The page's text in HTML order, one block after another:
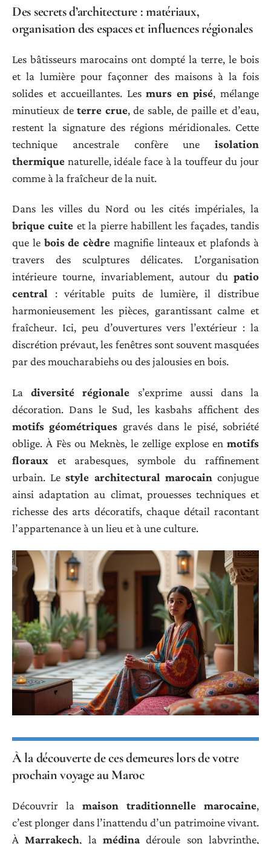
Des secrets d’architecture : matériaux,
organisation des espaces et influences régionales
Les bâtisseurs marocains ont dompté la terre, le bois
et la lumière pour façonner des maisons à la fois
solides et accueillantes. Lesmurs en pisé, mélange
minutieux deterre crue, de sable, de paille et d’eau,
restent la signature des régions méridionales. Cette
technique ancestrale confère une isolation
thermique naturelle, idéale face à la touffeur du jour
comme à la fraîcheur de la nuit.
Dans les villes du Nord ou les cités impériales, la
brique cuite et la pierre habillent les façades, tandis
que le bois de cèdre magnifie linteaux et plafonds à
travers des sculptures délicates. L’organisation
intérieure tourne, invariablement, autour du patio
central : véritable puits de lumière, il distribue
harmonieusement les pièces, garantissant calme et
fraîcheur. Ici, peu d’ouvertures vers l’extérieur : la
discrétion prévaut, les fenêtres sont souvent masquées
par des moucharabiehs ou des jalousies en bois.
Ladiversité régionale s’exprime aussi dans la
décoration. Dans le Sud, les kasbahs affichent des
motifs géométriques gravés dans le pisé, sobriété
oblige. À Fès ou Meknès, le zellige explose en motifs
floraux et arabesques, symbole du raffinement
urbain. Lestyle architectural marocain conjugue
ainsi adaptation au climat, prouesses techniques et
richesse des arts décoratifs, chaque détail racontant
l’appartenance à un lieu et à une culture.
À la découverte de ces demeures lors de votre
prochain voyage au Maroc
Découvrir la maison traditionnelle marocaine,
c’est plonger dans l’inattendu d’un patrimoine vivant.
ÀMarrakech, lamédina déroule son labyrinthe,